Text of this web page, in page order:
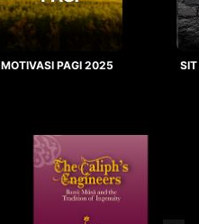
MOTIVASI PAGI 2025